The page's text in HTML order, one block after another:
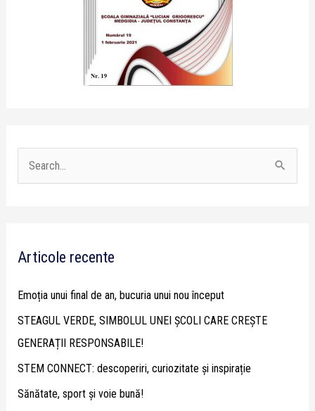
c
o
r
:
Articole recente
Emoția unui final de an, bucuria unui nou început
STEAGUL VERDE, SIMBOLUL UNEI ȘCOLI CARE CREȘTE
GENERAȚII RESPONSABILE!
STEM CONNECT: descoperiri, curiozitate și inspirație
Sănătate, sport și voie bună!